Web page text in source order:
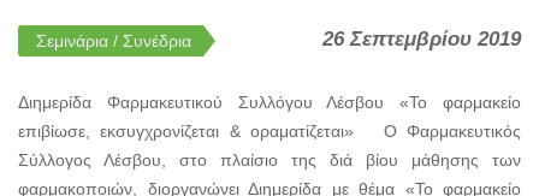
Σεμινάρια / Συνέδρια 26 Σεπτεμβρίου 2019
Διημερίδα Φαρμακευτικού Συλλόγου Λέσβου «Το φαρμακείο
επιβίωσε, εκσυγχρονίζεται & οραματίζεται» Ο Φαρμακευτικός
Σύλλογος Λέσβου, στο πλαίσιο της διά βίου μάθησης των
φαρμακοποιών, διοργανώνει Διημερίδα με θέμα «Το φαρμακείο